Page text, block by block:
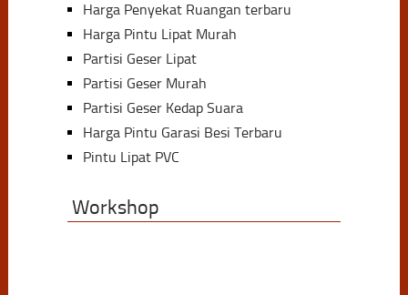
Harga Penyekat Ruangan terbaru
Harga Pintu Lipat Murah
Partisi Geser Lipat
Partisi Geser Murah
Partisi Geser Kedap Suara
Harga Pintu Garasi Besi Terbaru
Pintu Lipat PVC
Workshop